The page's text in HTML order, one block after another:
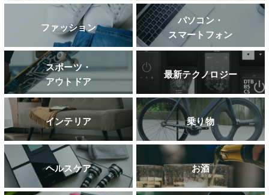
ファッション
パソコン・
スマートフォン
スポーツ・
アウトドア
最新テクノロジー
インテリア 乗り物
ヘルスケア お酒